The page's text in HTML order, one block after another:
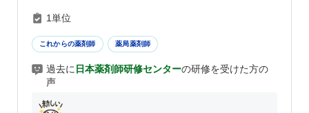
1単位
これからの薬剤師 薬局薬剤師
過去に 日本薬剤師研修センターの研修を受けた方の
声